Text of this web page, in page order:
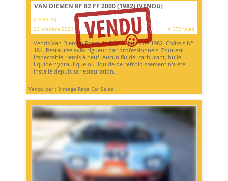
VAN DIEMEN RF 82 FF 2000 (1982)[VENDU]
(CANADA)
23 octobre 2021
4 973 vues
Vends Van Diemen Formule Ford 2 litres de 1982. Châssis N°
184. Restaurée avec rigueur par professionnels. Tout est
impeccable, remis à neuf. Aucun fluide: carburant, huile,
liquide hydraulique ou liquide de refroidissement n'a été
installé depuis sa restauration.
Vendu par : Vintage Race Car Sales